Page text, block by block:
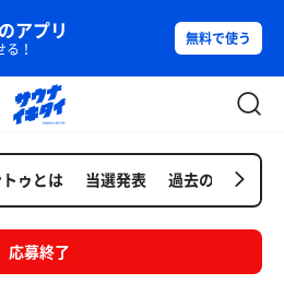
アプリ
！
無料で使う
トゥとは 当選発表 過去の抽選会
応募終了